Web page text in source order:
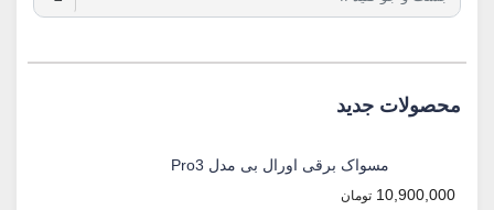
محصولات جدید
مسواک برقی اورال بی مدل Pro3
10,900,000 تومان